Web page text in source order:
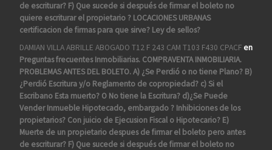
de escriturar? F) Que sucede si después de firmar el boleto no
quiere escriturar el propietario ? LOCACIONES URBANAS
certificacion de firmas para que sirve? Ley de sellos?
DAMIAN VILLA ABRILLE ABOGADO T12 F 243 CAM T103 F430 CPACFen
Preguntas frecuentes Inmobiliarias. COMPRAVENTA INMOBILIARIA.
PROBLEMAS ANTES DEL BOLETO. A) ¿Se Perdió o no tiene Plano? B)
¿Perdió Escritura y/o Reglamento de copropiedad? c) Si el
Escribano Esta muerto? O No tiene la Escritura? d)¿Se Puede
Vender Inmueble Hipotecado, embargado ? Inhibiciones de los
propietarios? Con juicio de Ejecusion Fiscal o Hipotecario? E)
Muerte de un propietario despues de firmar el boleto pero antes
de escriturar? F) Que sucede si después de firmar el boleto no